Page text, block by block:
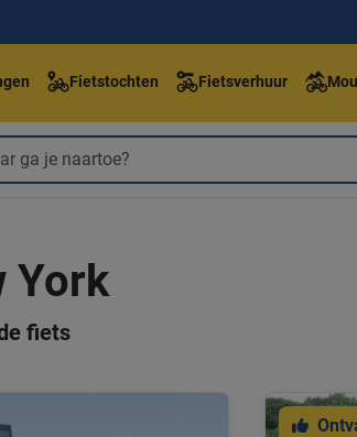
Fietstochten Fietsverhuur
York
fiets